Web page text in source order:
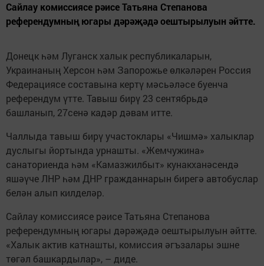
Сайлау комиссиясе рәисе Татьяна Степанова
референдумның югары дәрәҗәдә оештырылуын әйтте.
Донецк һәм Луганск халык республикаларын,
Украинаның Херсон һәм Запорожье өлкәләрен Россия
Федерациясе составына кертү мәсьәләсе буенча
референдум үтте. Тавыш бирү 23 сентябрьдә
башланып, 27сенә кадәр дәвам итте.
Чаллыда тавыш бирү участоклары «Чишмә» халыклар
дуслыгы йортында урнашты. «Жемчужина»
санаториенда һәм «Камазжилбыт» кунакханәсендә
яшәүче ЛНР һәм ДНР гражданнарын бирегә автобуслар
белән алып килделәр.
Сайлау комиссиясе рәисе Татьяна Степанова
референдумның югары дәрәҗәдә оештырылуын әйтте.
«Халык актив катнашты, комиссия әгъзалары эшне
төгәл башкардылар», – диде.